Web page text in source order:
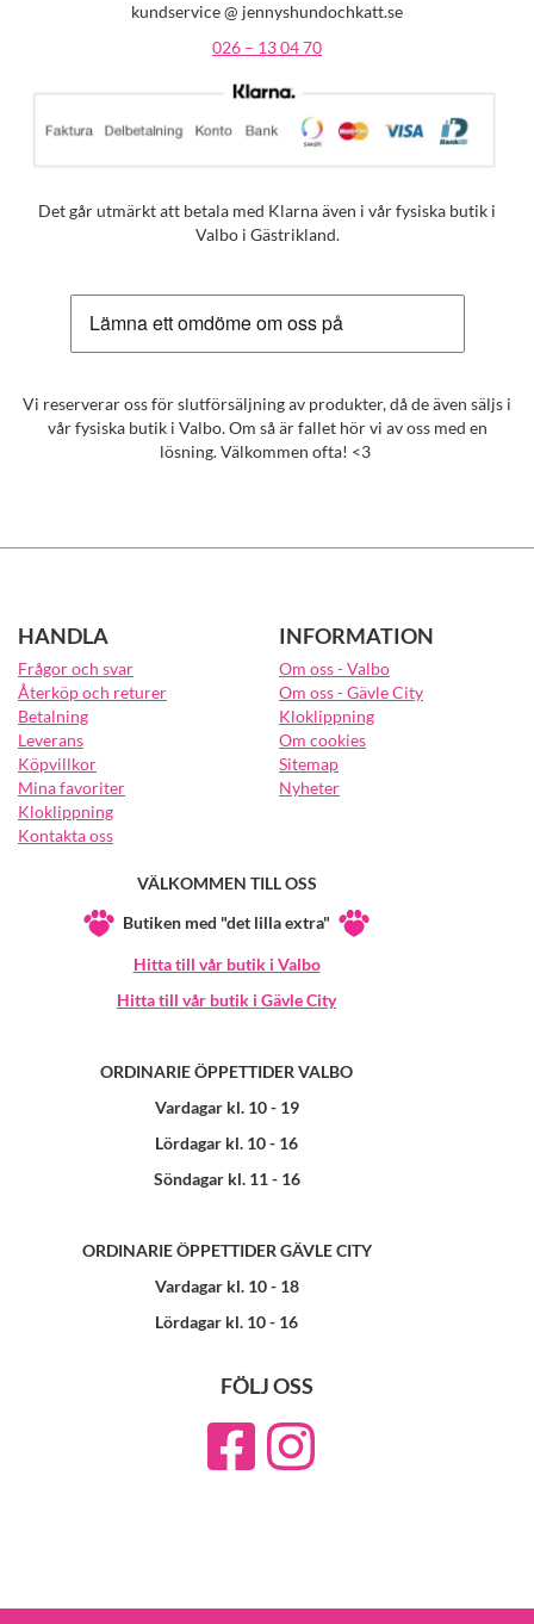
kundservice @ jennyshundochkatt.se
026 – 13 04 70
Det går utmärkt att betala med Klarna även i vår fysiska butik i
Valbo i Gästrikland.
Vi reserverar oss för slutförsäljning av produkter, då de även säljs i
vår fysiska butik i Valbo. Om så är fallet hör vi av oss med en
lösning. Välkommen ofta! <3
HANDLA
Frågor och svar
Återköp och returer
Betalning
Leverans
Köpvillkor
Mina favoriter
Kloklippning
Kontakta oss
INFORMATION
Om oss - Valbo
Om oss - Gävle City
Kloklippning
Om cookies
Sitemap
Nyheter
VÄLKOMMEN TILL OSS
Butiken med "det lilla extra"
Hitta till vår butik i Valbo
Hitta till vår butik i Gävle City
ORDINARIE ÖPPETTIDER VALBO
Vardagar kl. 10 - 19
Lördagar kl. 10 - 16
Söndagar kl. 11 - 16
ORDINARIE ÖPPETTIDER GÄVLE CITY
Vardagar kl. 10 - 18
Lördagar kl. 10 - 16
FÖLJ OSS